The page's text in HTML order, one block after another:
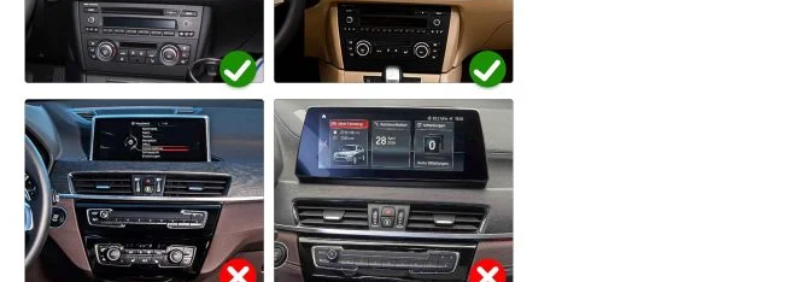
Navigație Passat B8
Navigație Passat CC
Skoda
Navigație Skoda Fabia 1
Navigație Skoda Fabia 2
Navigație Skoda Octavia 1
Navigație Skoda Octavia 2
Navigație Skoda Octavia 3
Navigație Skoda Rapid
Navigație Skoda Superb 1
Navigație Skoda Superb 2
Navigație Toyota Avensis T25
Portbagaj Plafon Auto